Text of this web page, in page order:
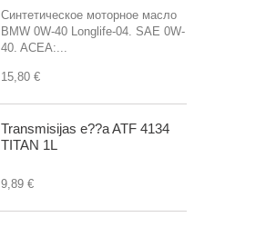
Синтетическое моторное масло
BMW 0W-40 Longlife-04. SAE 0W-
40. ACEA:...
15,80 €
Transmisijas e??a ATF 4134
TITAN 1L
9,89 €